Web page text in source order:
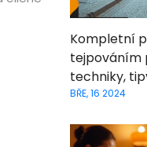
Kompletní
tejpováním
techniky,
BŘE, 16 2024